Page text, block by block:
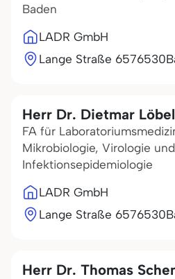
Baden
LADR GmbH
Lange Straße 6576530
Herr Dr. Dietmar Löbel
FA für
Mikrobiologie, Virologie und
Infektionsepidemiologie
LADR GmbH
Lange Straße 6576530
Herr Dr. Thomas